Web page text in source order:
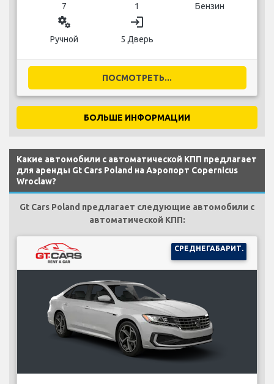
7 1 Бензин
miscellaneous_services
Ручной
login
5 Дверь
ПОСМОТРЕТЬ...
БОЛЬШЕ ИНФОРМАЦИИ
Какие автомобили с автоматической КПП предлагает
для аренды Gt Cars Poland на Аэропорт Copernicus
Wroclaw?
Gt Cars Poland предлагает следующие автомобили с
автоматической КПП:
СРЕДНЕГАБАРИТ.